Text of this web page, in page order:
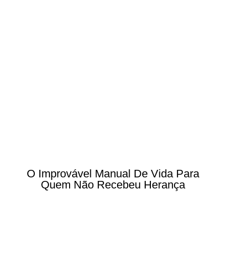
O Improvável Manual De Vida Para
Quem Não Recebeu Herança